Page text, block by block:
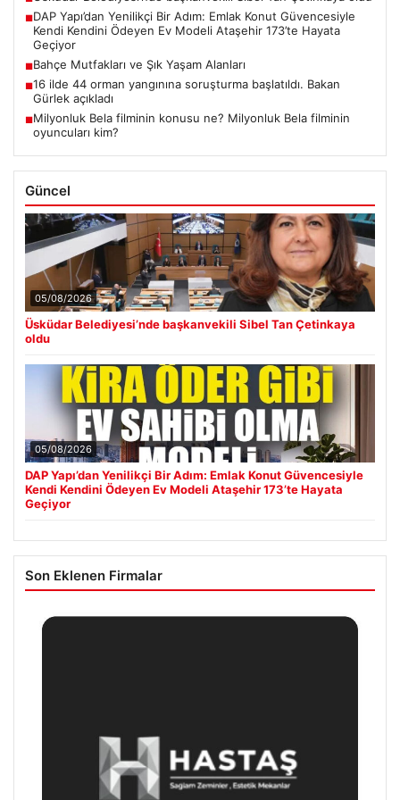
■DAP Yapı’dan Yenilikçi Bir Adım: Emlak Konut Güvencesiyle
Kendi Kendini Ödeyen Ev Modeli Ataşehir 173’te Hayata
Geçiyor
■Bahçe Mutfakları ve Şık Yaşam Alanları
■16 ilde 44 orman yangınına soruşturma başlatıldı. Bakan
Gürlek açıkladı
■Milyonluk Bela filminin konusu ne? Milyonluk Bela filminin
oyuncuları kim?
Güncel
05/08/2026
Üsküdar Belediyesi’nde başkanvekili Sibel Tan Çetinkaya
oldu
05/08/2026
DAP Yapı’dan Yenilikçi Bir Adım: Emlak Konut Güvencesiyle
Kendi Kendini Ödeyen Ev Modeli Ataşehir 173’te Hayata
Geçiyor
Son Eklenen Firmalar